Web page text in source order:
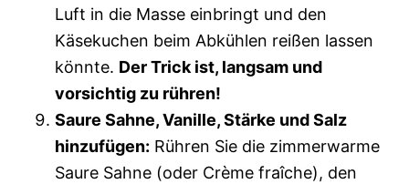
Luft in die Masse einbringt und den
Käsekuchen beim Abkühlen reißen lassen
könnte. Der Trick ist, langsam und
vorsichtig zu rühren!
Saure Sahne, Vanille, Stärke und Salz
hinzufügen: Rühren Sie die zimmerwarme
Saure Sahne (oder Crème fraîche), den